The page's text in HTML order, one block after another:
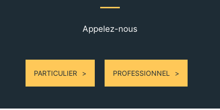
Appelez-nous
PARTICULIER PROFESSIONNEL